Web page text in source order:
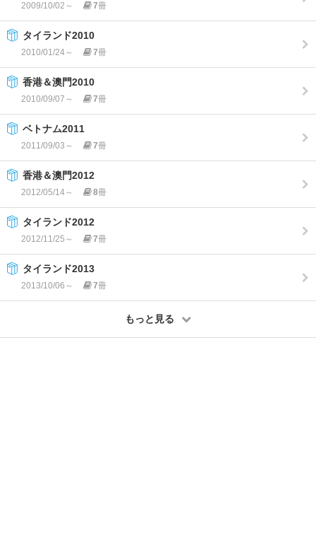
2009/10/02～ 7冊
タイランド2010
2010/01/24～ 7冊
香港＆澳門2010
2010/09/07～ 7冊
ベトナム2011
2011/09/03～ 7冊
香港＆澳門2012
2012/05/14～ 8冊
タイランド2012
2012/11/25～ 7冊
タイランド2013
2013/10/06～ 7冊
もっと見る